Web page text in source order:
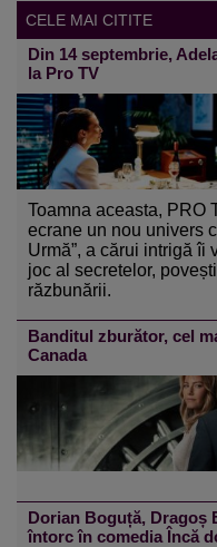
CELE MAI CITITE
Din 14 septembrie,
la Pro TV
Toamna aceasta, PRO
ecrane un nou univers
Urmă”, a cărui intrigă îi
joc al secretelor,
răzbunării.
Banditul zburător, cel
Canada
Dorian Boguță, Dragoș
întorc în comedia Încă